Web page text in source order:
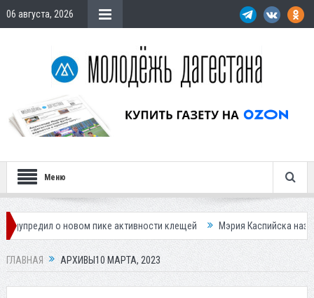
06 августа, 2026
Меню
пике активности клещей Мэрия Каспийска назвала причину
ГЛАВНАЯ АРХИВЫ10 МАРТА, 2023